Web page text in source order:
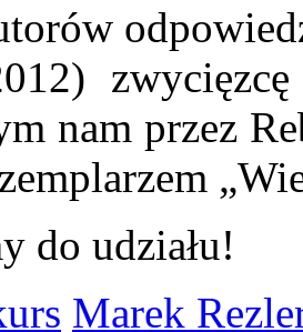
nam przez
do udziału!
Marek